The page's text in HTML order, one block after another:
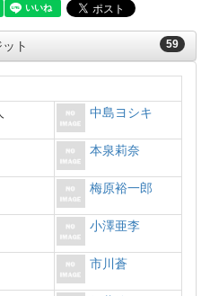
59
ト
中島ヨシキ
本泉莉奈
梅原裕一郎
小澤亜李
市川蒼